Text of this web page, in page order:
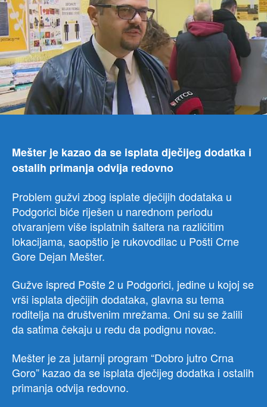
više
Mešter je kazao da se isplata dječijeg dodatka i
ostalih primanja odvija redovno
Problem gužvi zbog isplate dječijih dodataka u
Podgorici biće riješen u narednom periodu
otvaranjem više isplatnih šaltera na različitim
lokacijama, saopštio je rukovodilac u Pošti Crne
Gore Dejan Mešter.
Gužve ispred Pošte 2 u Podgorici, jedine u kojoj se
vrši isplata dječijih dodataka, glavna su tema
roditelja na društvenim mrežama. Oni su se žalili
da satima čekaju u redu da podignu novac.
Mešter je za jutarnji program “Dobro jutro Crna
Goro” kazao da se isplata dječijeg dodatka i ostalih
primanja odvija redovno.